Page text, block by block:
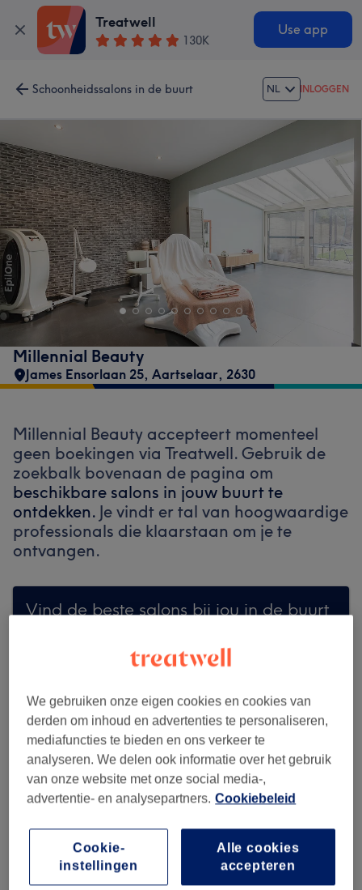
Treatwell
130K
Use app
Schoonheidssalons in de buurt NL INLOGGEN
Millennial Beauty
James Ensorlaan 25, Aartselaar, 2630
Millennial Beauty accepteert momenteel
geen boekingen via Treatwell. Gebruik de
zoekbalk bovenaan de pagina om
beschikbare salons in jouw buurt te
ontdekken. Je vindt er tal van hoogwaardige
professionals die klaarstaan om je te
ontvangen.
Vind de beste salons bij jou in de buurt
Zoek op Treatwell
Zoek meer salons
We gebruiken onze eigen cookies en cookies van
derden om inhoud en advertenties te personaliseren,
mediafuncties te bieden en ons verkeer te
analyseren. We delen ook informatie over het gebruik
van onze website met onze social media-,
advertentie- en analysepartners. Cookiebeleid
Alle cookies
accepteren
Cookie-
instellingen